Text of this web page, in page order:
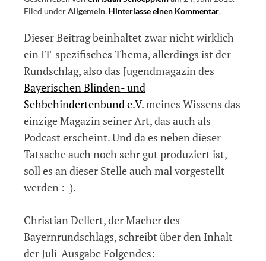
Filed underAllgemein. Hinterlasse einen Kommentaron
Ausgabe
Juli
erschienen
Podcast
abrufbar
.
Dieser Beitrag beinhaltet zwar nicht wirklich
ein IT-spezifisches Thema, allerdings ist der
Rundschlag, also das Jugendmagazin des
Bayerischen Blinden- und
Sehbehindertenbund e.V.meines Wissens das
einzige Magazin seiner Art, das auch als
Podcast erscheint. Und da es neben dieser
Tatsache auch noch sehr gut produziert ist,
soll es an dieser Stelle auch mal vorgestellt
werden :-).
Christian Dellert, der Macher des
Bayernrundschlags, schreibt über den Inhalt
der Juli-Ausgabe Folgendes: